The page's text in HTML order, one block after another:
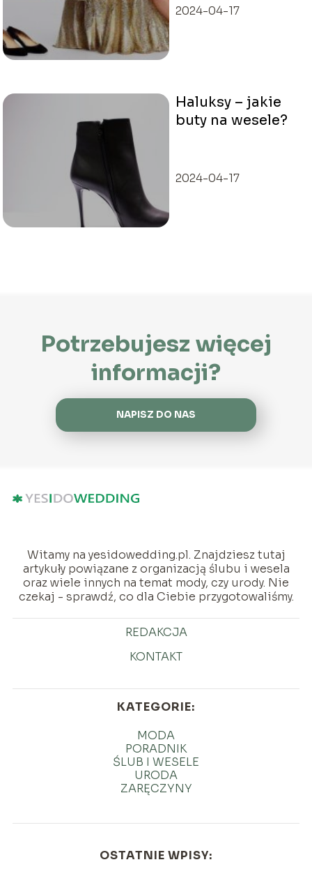
2024-04-17
Haluksy – jakie
buty na wesele?
2024-04-17
Potrzebujesz więcej
informacji?
NAPISZ DO NAS
Witamy na yesidowedding.pl. Znajdziesz tutaj
artykuły powiązane z organizacją ślubu i wesela
oraz wiele innych na temat mody, czy urody. Nie
czekaj - sprawdź, co dla Ciebie przygotowaliśmy.
REDAKCJA
KONTAKT
KATEGORIE:
MODA
PORADNIK
ŚLUB I WESELE
URODA
ZARĘCZYNY
OSTATNIE WPISY: